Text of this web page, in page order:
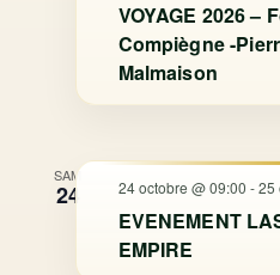
VOYAGE 2026 –
Compiègne -
Malmaison
SAM
24 24 octobre @ 09:00 -25
EVENEMENT
EMPIRE